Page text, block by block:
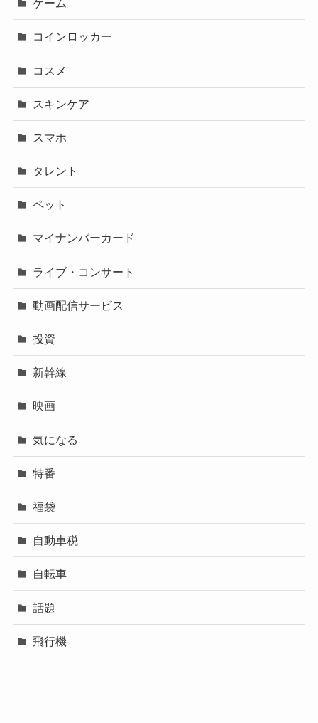
ゲーム
コインロッカー
コスメ
スキンケア
スマホ
タレント
ペット
マイナンバーカード
ライブ・コンサート
動画配信サービス
投資
新幹線
映画
気になる
特番
福袋
自動車税
自転車
話題
飛行機